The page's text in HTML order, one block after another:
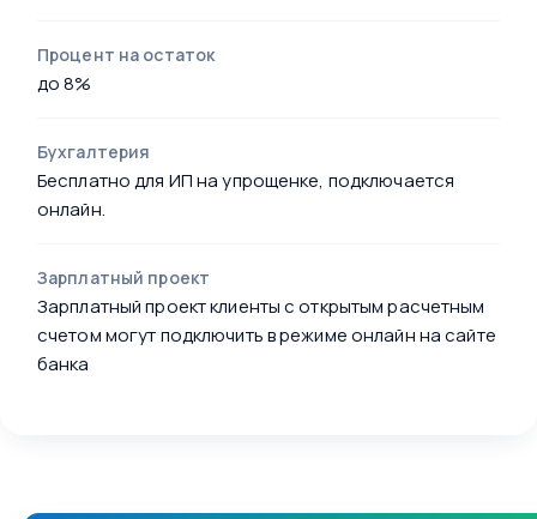
Процент на остаток
до 8%
Бухгалтерия
Бесплатно для ИП на упрощенке, подключается
онлайн.
Зарплатный проект
Зарплатный проект клиенты с открытым расчетным
счетом могут подключить в режиме онлайн на сайте
банка